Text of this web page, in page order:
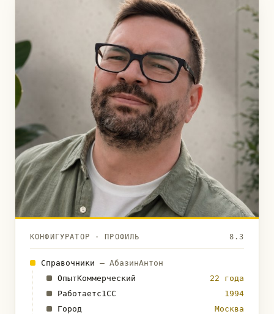
КОНФИГУРАТОР · ПРОФИЛЬ 8.3
Справочники — АбазинАнтон
ОпытКоммерческий
22 года
Работаетс1СС
1994
Город
Москва